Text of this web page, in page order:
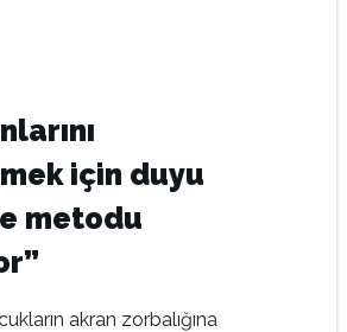
için duyu
metodu
akran zorbalığına